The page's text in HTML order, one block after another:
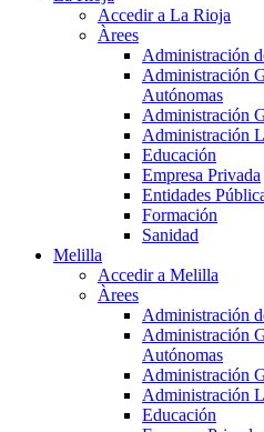
Accedir a La Rioja
Àrees
Administración
Administración
Autónomas
Administración
Administración
Educación
Empresa Privada
Entidades
Formación
Sanidad
Melilla
Accedir a Melilla
Àrees
Administración
Administración
Autónomas
Administración
Administración
Educación